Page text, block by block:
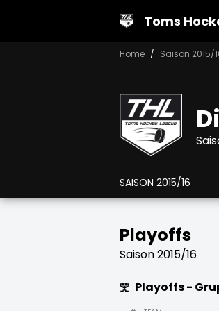
Toms
Home Saison 2015/
SAISON 2015/16
Playoffs
Saison 2015/16
Playoffs -